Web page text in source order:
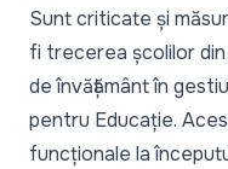
Sunt criticate și
fi trecerea școlilor
de învățământ în
pentru Educație.
funcționale la